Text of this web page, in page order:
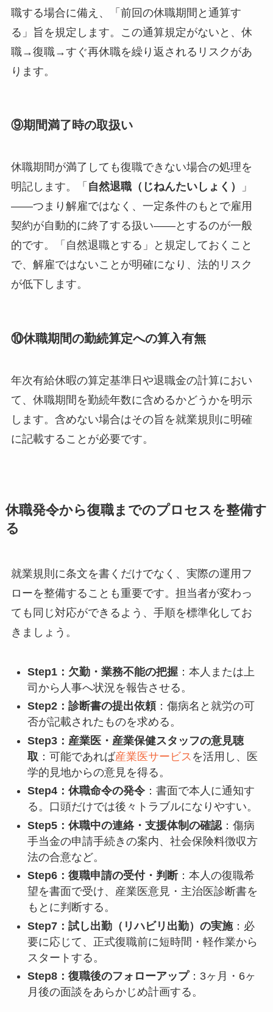
職する場合に備え、「前回の休職期間と通算す
る」旨を規定します。この通算規定がないと、休
職→復職→すぐ再休職を繰り返されるリスクがあ
ります。
⑨期間満了時の取扱い
休職期間が満了しても復職できない場合の処理を
明記します。「 自然退職（じねんたいしょく）
」
——つまり解雇ではなく、一定条件のもとで雇用
契約が自動的に終了する扱い——とするのが一般
的です。「自然退職とする」と規定しておくこと
で、解雇ではないことが明確になり、法的リスク
が低下します。
⑩休職期間の勤続算定への算入有無
年次有給休暇の算定基準日や退職金の計算におい
て、休職期間を勤続年数に含めるかどうかを明示
します。含めない場合はその旨を就業規則に明確
に記載することが必要です。
休職発令から復職までのプロセスを整備す
る
就業規則に条文を書くだけでなく、実際の運用フ
ローを整備することも重要です。担当者が変わっ
ても同じ対応ができるよう、手順を標準化してお
きましょう。
Step1：欠勤・業務不能の把握：本人または上
司から人事へ状況を報告させる。
Step2：診断書の提出依頼：傷病名と就労の可
否が記載されたものを求める。
Step3：産業医・産業保健スタッフの意見聴
取 ：可能であれば産業医サービス を活用し、医
学的見地からの意見を得る。
Step4：休職命令の発令：書面で本人に通知す
る。口頭だけでは後々トラブルになりやすい。
Step5：休職中の連絡・支援体制の確認：傷病
手当金の申請手続きの案内、社会保険料徴収方
法の合意など。
Step6：復職申請の受付・判断：本人の復職希
望を書面で受け、産業医意見・主治医診断書を
もとに判断する。
Step7：試し出勤（リハビリ出勤）の実施：必
要に応じて、正式復職前に短時間・軽作業から
スタートする。
Step8：復職後のフォローアップ：3ヶ月・6ヶ
月後の面談をあらかじめ計画する。